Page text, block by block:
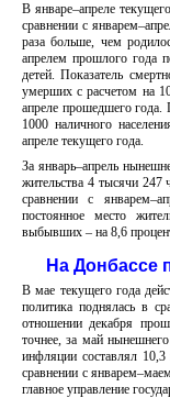
В январе–апреле
сравнении с
раза больше, чем
апрелем прошлого года
детей. Показатель
умерших с расчетом на
апреле прошедшего года.
1000 наличного
апреле текущего года.
За январь–апрель
жительства 4 тысячи
сравнении с
постоянное место
выбывших – на 8,6
На Донбассе
В мае текущего года
политика поднялась в
отношении декабря
точнее, за май
инфляции составлял
сравнении с
главное управление